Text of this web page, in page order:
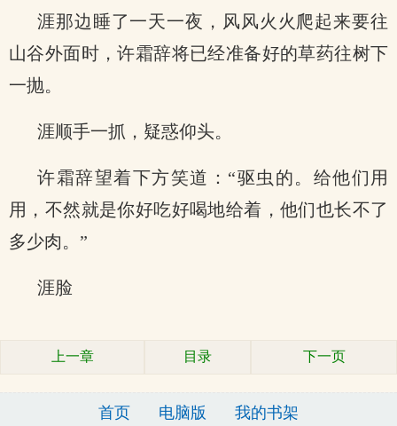
涯那边睡了一天一夜，风风火火爬起来要往
山谷外面时，许霜辞将已经准备好的草药往树下
一抛。
涯顺手一抓，疑惑仰头。
许霜辞望着下方笑道：“驱虫的。给他们用
用，不然就是你好吃好喝地给着，他们也长不了
多少肉。”
涯脸
上一章 目录 下一页
首页 电脑版 我的书架